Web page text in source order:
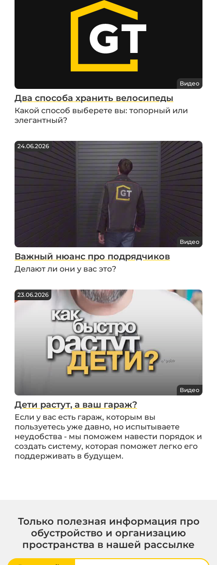
Видео
Два способа хранить велосипеды
Какой способ выберете вы: топорный или
элегантный?
24.06.2026
Видео
Важный нюанс про подрядчиков
Делают ли они у вас это?
23.06.2026
Видео
Дети растут, а ваш гараж?
Если у вас есть гараж, которым вы
пользуетесь уже давно, но испытываете
неудобства - мы поможем навести порядок и
создать систему, которая поможет легко его
поддерживать в будущем.
Только полезная информация про
обустройство и организацию
пространства в нашей рассылке